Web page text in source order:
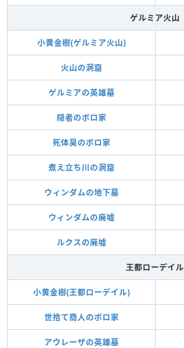
ゲルミア火山
小黄金樹(ゲルミア火山)
火山の洞窟
ゲルミアの英雄墓
隠者のボロ家
死体臭のボロ家
煮え立ち川の洞窟
ウィンダムの地下墓
ウィンダムの廃墟
ルクスの廃墟
王都ローデイル
小黄金樹(王都ローデイル)
世捨て商人のボロ家
アウレーザの英雄墓